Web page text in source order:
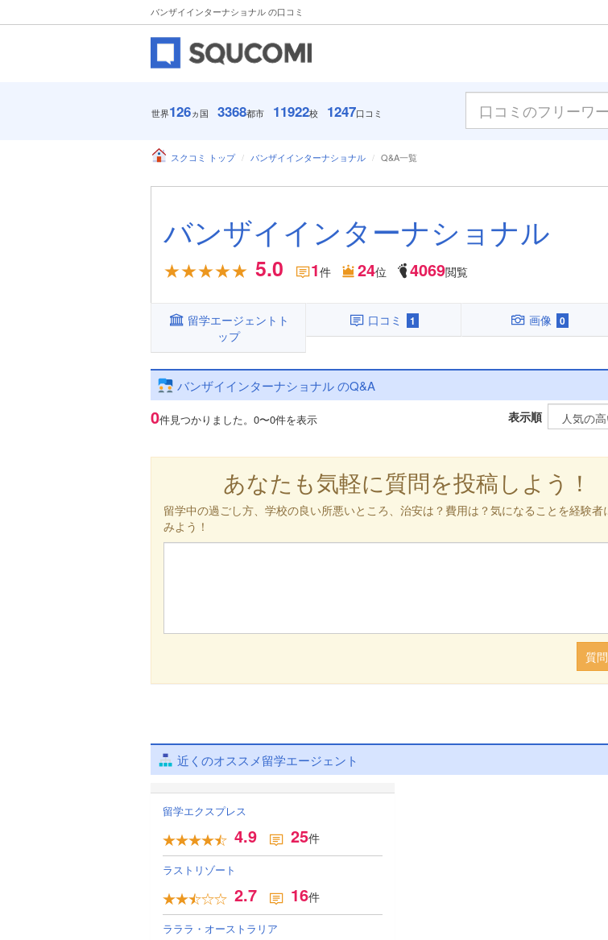
バンザイインターナショナル の口コミ
世界126ヵ国 3368都市 11922校 1247口コミ
スクコミ トップ バンザイインターナショナル Q&A一覧
バンザイインターナショナル
5.0 1件 24位 4069閲覧
留学エージェントト
ップ
口コミ 1 画像 0
バンザイインターナショナル のQ&A
0件見つかりました。 0〜0件を表示 表示順
あなたも気軽に質問を投稿しよう！
留学中の過ごし方、学校の良い所悪いところ、治安は？費用は？気になることを経験者
みよう！
質
近くのオススメ留学エージェント
留学エクスプレス
4.9 25件
ラストリゾート
2.7 16件
ラララ・オーストラリア